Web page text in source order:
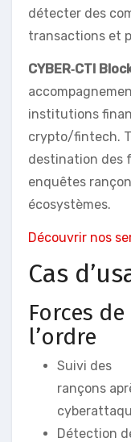
détecter des
transactions et
CYBER‑CTI
institutions
crypto/fintech.
destination des
enquêtes
écosystèmes.
Découvrir nos
Cas
Forces de
l’ordre
Suivi des
rançons
Détection